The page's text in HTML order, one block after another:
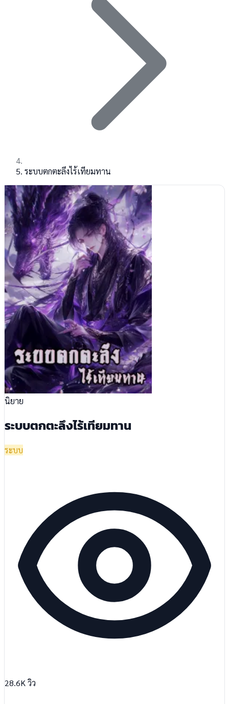
ระบบตกตะลึงไร้เทียมทาน
นิยาย
ระบบตกตะลึงไร้เทียมทาน
ระบบ
28.6K วิว